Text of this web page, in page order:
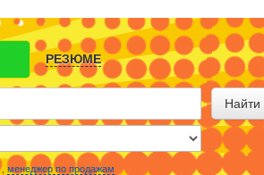
РЕЗЮМЕ
Найти
, менеджер по продажам